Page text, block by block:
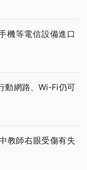
機等電信設備進口
動網路、Wi-Fi仍可
教師右眼受傷有失